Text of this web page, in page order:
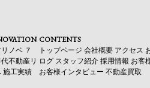
ノベ ７
代不動産リ
施工実績
CONTENTS
トップページ 会社概要 アクセス
ログ スタッフ紹介 採用情報 お客
お客様インタビュー 不動産買取